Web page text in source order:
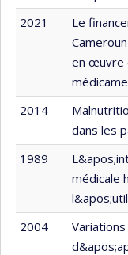
2021
Le
en œuvre
2014
dans les
1989
médicale
2004